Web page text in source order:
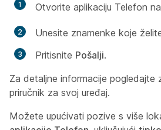
Otvorite aplikaciju Telefon
Unesite znamenke koje
Pritisnite Pošalji.
Za detaljne informacije pogledajte
priručnik za svoj uređaj.
Možete upućivati pozive s više